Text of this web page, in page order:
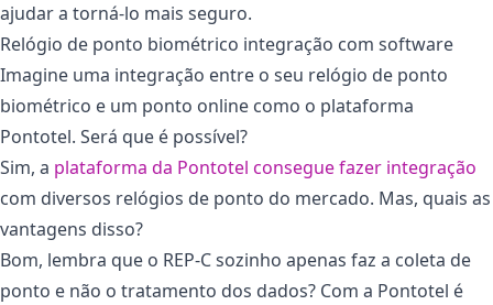
ajudar a torná-lo mais seguro.
Relógio de ponto biométrico integração com software
Imagine uma integração entre o seu relógio de ponto
biométrico e um ponto online como o plataforma
Pontotel. Será que é possível?
Sim, a plataforma da Pontotel consegue fazer integração
com diversos relógios de ponto do mercado. Mas, quais as
vantagens disso?
Bom, lembra que o REP-C sozinho apenas faz a coleta de
ponto e não o tratamento dos dados? Com a Pontotel é